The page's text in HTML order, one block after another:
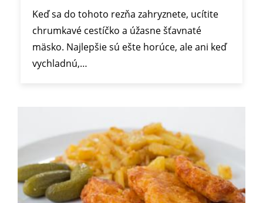
Keď sa do tohoto rezňa zahryznete, ucítite
chrumkavé cestíčko a úžasne šťavnaté
mäsko. Najlepšie sú ešte horúce, ale ani keď
vychladnú,…